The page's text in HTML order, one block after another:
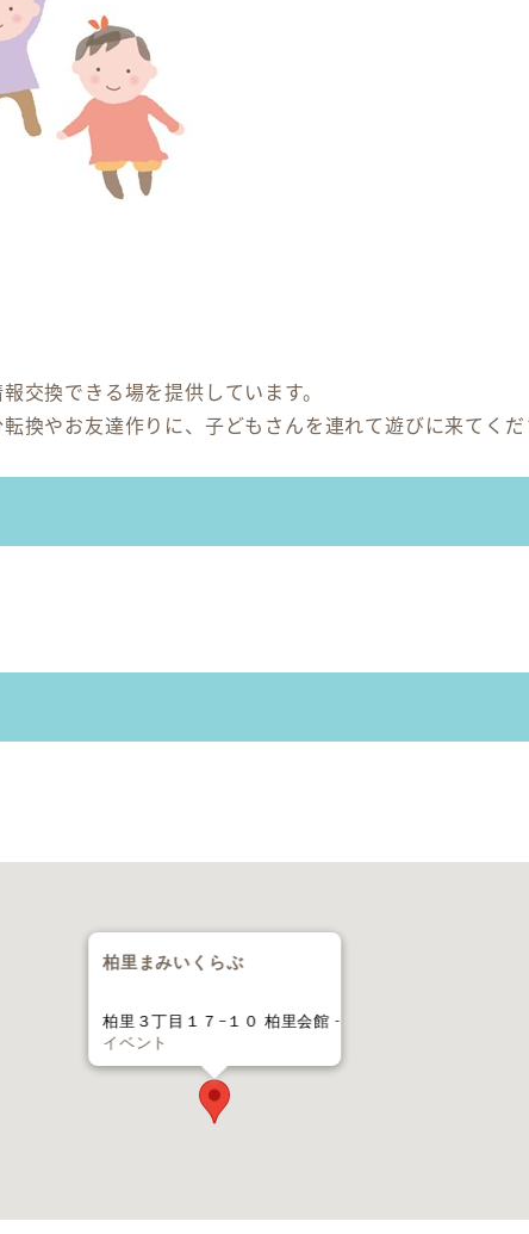
交換できる場を提供しています。
換やお友達作りに、子どもさんを連れて遊びに来てく
柏里まみいくらぶ
柏里３丁目１７−１０ 柏里会館 -
イベント